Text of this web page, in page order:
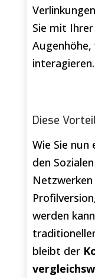
Sie mit
interagieren.
Diese
Wie Sie
den
werden
bleibt der